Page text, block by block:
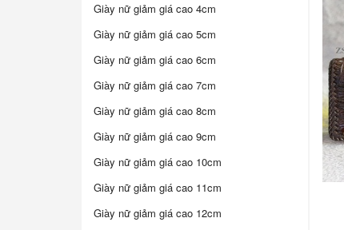
Giày nữ giảm giá cao 4cm
Giày nữ giảm giá cao 5cm
Giày nữ giảm giá cao 6cm
Giày nữ giảm giá cao 7cm
Giày nữ giảm giá cao 8cm
Giày nữ giảm giá cao 9cm
Giày nữ giảm giá cao 10cm
Giày nữ giảm giá cao 11cm
Giày nữ giảm giá cao 12cm